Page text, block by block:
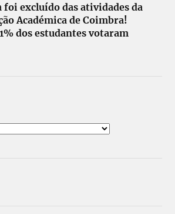
foi excluído das atividades da
Académica de Coimbra!
dos estudantes votaram